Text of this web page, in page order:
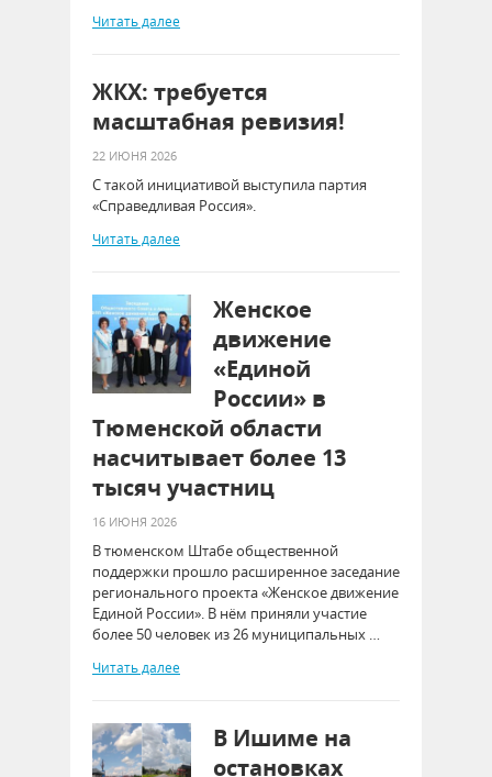
Читать далее
ЖКХ: требуется
масштабная ревизия!
22 ИЮНЯ 2026
С такой инициативой выступила партия
«Справедливая Россия».
Читать далее
Женское
движение
«Единой
России» в
Тюменской области
насчитывает более 13
тысяч участниц
16 ИЮНЯ 2026
В тюменском Штабе общественной
поддержки прошло расширенное заседание
регионального проекта «Женское движение
Единой России». В нём приняли участие
более 50 человек из 26 муниципальных …
Читать далее
В Ишиме на
остановках